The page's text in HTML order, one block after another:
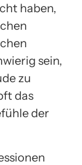
haben,
sein,
zu
das
der